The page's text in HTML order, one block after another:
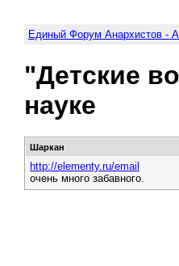
Единый Форум Анархистов -
"Детские
науке
Шаркан
http://elementy.ru/email
очень много забавного.